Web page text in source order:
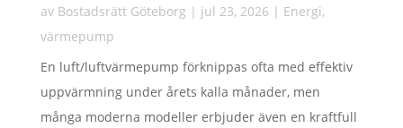
av Bostadsrätt Göteborg | jul 23, 2026 | Energi,
värmepump
En luft/luftvärmepump förknippas ofta med effektiv
uppvärmning under årets kalla månader, men
många moderna modeller erbjuder även en kraftfull